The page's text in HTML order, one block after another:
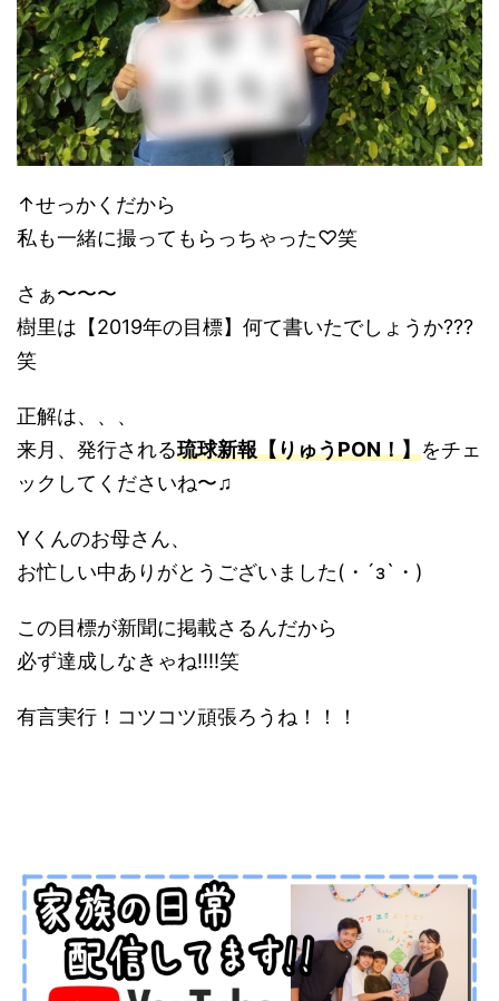
↑せっかくだから
私も一緒に撮ってもらっちゃった♡笑
さぁ〜〜〜
樹里は【2019年の目標】何て書いたでしょうか???
笑
正解は、、、
来月、発行される琉球新報【りゅうPON！】をチェ
ックしてくださいね〜♫
Yくんのお母さん、
お忙しい中ありがとうございました(・´з`・)
この目標が新聞に掲載さるんだから
必ず達成しなきゃね!!!!笑
有言実行！コツコツ頑張ろうね！！！